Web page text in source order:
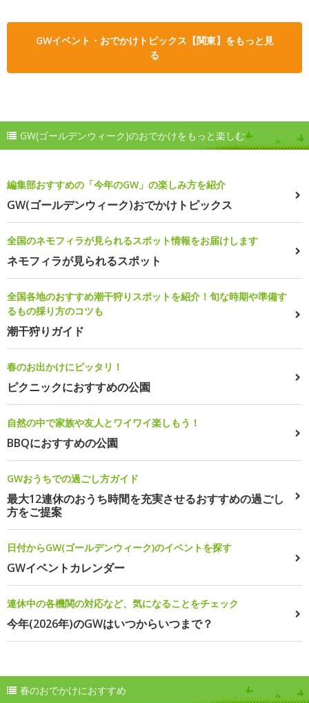
GWイベント・おでかけトピックス【関東】をもっと見
る
GW(ゴールデンウィーク)のおでかけをもっと楽しむ
編集部おすすめの「今年のGW」の楽しみ方を紹介
GW(ゴールデンウィーク)おでかけトピックス
全国のネモフィラが見られるスポット情報をお届けします
ネモフィラが見られるスポット
全国各地のおすすめ潮干狩りスポットを紹介！旬な時期や準備す
るもの採り方のコツも
潮干狩りガイド
春のお出かけにピッタリ！
ピクニックにおすすめの公園
自然の中で家族や友人とワイワイ楽しもう！
BBQにおすすめの公園
GWおうちでの過ごし方ガイド
最大12連休のおうち時間を充実させるおすすめの過ごし
方をご提案
日付からGW(ゴールデンウィーク)のイベントを探す
GWイベントカレンダー
連休中の各機関の対応など、気になることをチェック
今年(2026年)のGWはいつからいつまで？
春のおでかけにおすすめ